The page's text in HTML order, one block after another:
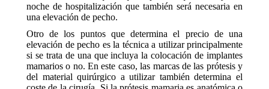
noche de hospitalización que también será necesaria en
una elevación de pecho.
Otro de los puntos que determina el precio de una
elevación de pecho es la técnica a utilizar principalmente
si se trata de una que incluya la colocación de implantes
mamarios o no. En este caso, las marcas de las prótesis y
del material quirúrgico a utilizar también determina el